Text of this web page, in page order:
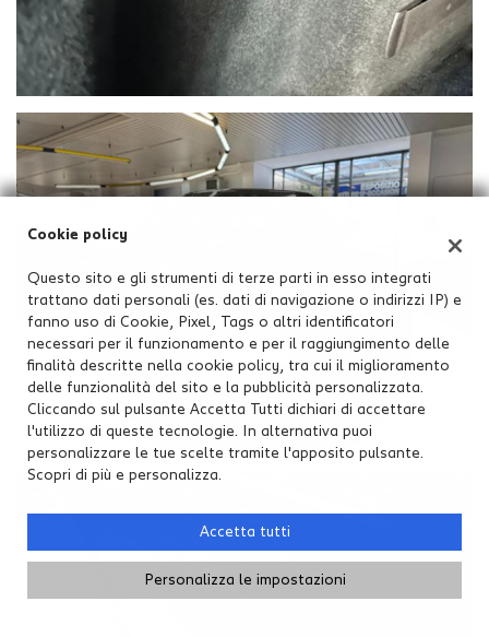
Cookie policy
Questo sito e gli strumenti di terze parti in esso integrati
trattano dati personali (es. dati di navigazione o indirizzi IP) e
fanno uso di Cookie, Pixel, Tags o altri identificatori
necessari per il funzionamento e per il raggiungimento delle
finalità descritte nella cookie policy, tra cui il miglioramento
delle funzionalità del sito e la pubblicità personalizzata.
Cliccando sul pulsante Accetta Tutti dichiari di accettare
l'utilizzo di queste tecnologie. In alternativa puoi
personalizzare le tue scelte tramite l'apposito pulsante.
Scopri di più e personalizza.
Accetta tutti
Personalizza le impostazioni